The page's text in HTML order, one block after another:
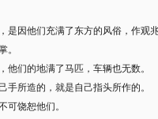
是因他们充满了东方的风俗，作观
。
他们的地满了马匹，车辆也无数。
手所造的，就是自己指头所作的。
可饶恕他们。